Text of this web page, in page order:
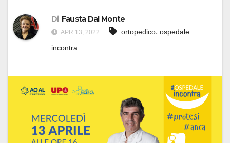
Di Fausta Dal Monte
APR 13, 2022 ortopedico, ospedale
incontra